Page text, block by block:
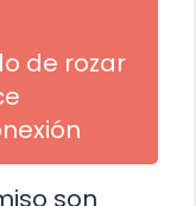
de rozar
son